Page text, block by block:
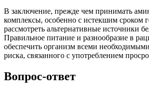
В заключение, прежде чем принимать
комплексы, особенно с истекшим сроком
рассмотреть альтернативные источники
Правильное питание и разнообразие в
обеспечить организм всеми
риска, связанного с употреблением
Вопрос-ответ